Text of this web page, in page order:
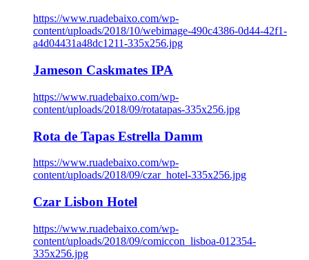
https://www.ruadebaixo.com/wp-
content/uploads/2018/10/webimage-490c4386-0d44-42f1-
a4d04431a48dc1211-335x256.jpg
Jameson Caskmates IPA
https://www.ruadebaixo.com/wp-
content/uploads/2018/09/rotatapas-335x256.jpg
Rota de Tapas Estrella Damm
https://www.ruadebaixo.com/wp-
content/uploads/2018/09/czar_hotel-335x256.jpg
Czar Lisbon Hotel
https://www.ruadebaixo.com/wp-
content/uploads/2018/09/comiccon_lisboa-012354-
335x256.jpg